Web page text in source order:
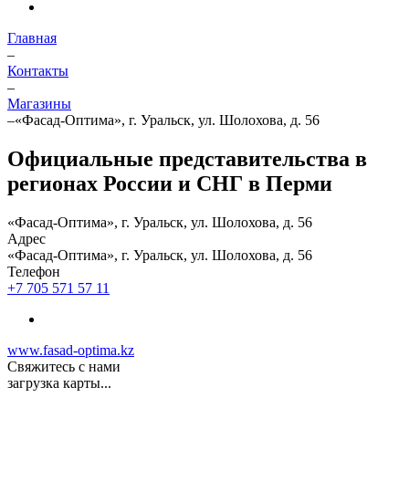
Главная
–
Контакты
–
Магазины
–«Фасад-Оптима», г. Уральск, ул. Шолохова, д. 56
Официальные представительства в
регионах России и СНГ в Перми
«Фасад-Оптима», г. Уральск, ул. Шолохова, д. 56
Адрес
«Фасад-Оптима», г. Уральск, ул. Шолохова, д. 56
Телефон
+7 705 571 57 11
www.fasad-optima.kz
Свяжитесь с нами
загрузка карты...